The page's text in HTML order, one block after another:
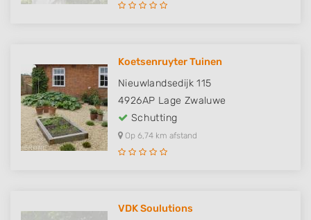
Koetsenruyter Tuinen
Nieuwlandsedijk 115
4926AP Lage Zwaluwe
Schutting
Op 6,74 km afstand
VDK Soulutions